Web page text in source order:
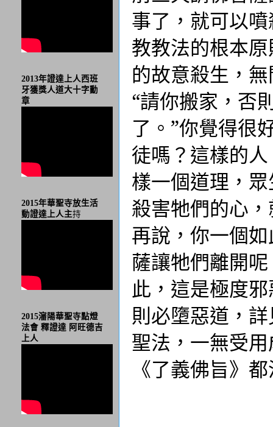
事了，就可以
教教法的根本
的故意殺生，
“請你搬家，否
了。”你覺得很
徒嗎？這樣的
樣一個道理，
殺害牠們的心
再說，你一個
薩讓牠們離開
此，這是極度
則必墮惡道，
聖法，一無受
《了義佛旨》
2013年證達上人西班
牙獲獎人道大十字勳
章
2015年華聖寺放生活
動證達上人主持
2015瀋陽華聖寺點燈
法會 釋證達 阿旺德吉
上人